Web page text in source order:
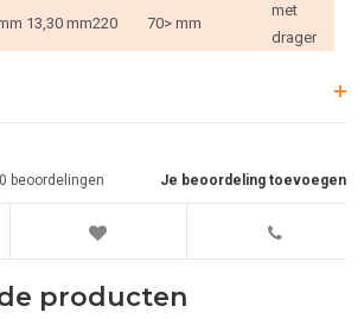
13,30 mm220 70> mm
met
drager
Je beoordeling toevoegen
0 beoordelingen
producten